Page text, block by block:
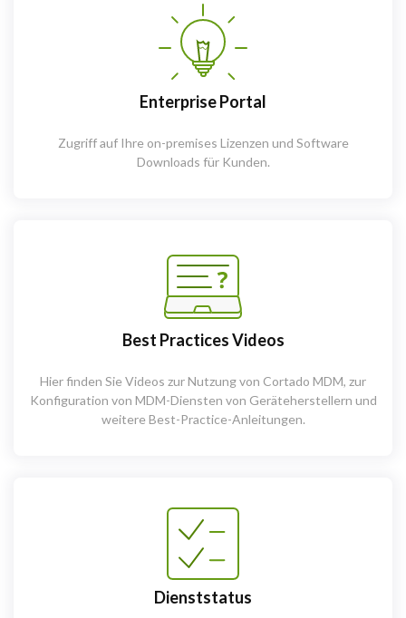
Enterprise Portal
Zugriff auf Ihre on-premises Lizenzen und Software
Downloads für Kunden.
Best Practices Videos
Hier finden Sie Videos zur Nutzung von Cortado MDM, zur
Konfiguration von MDM-Diensten von Geräteherstellern und
weitere Best-Practice-Anleitungen.
Dienststatus